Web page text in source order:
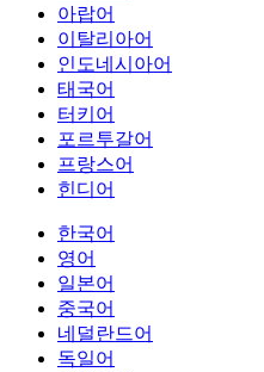
아랍어
이탈리아어
인도네시아어
태국어
터키어
포르투갈어
프랑스어
힌디어
한국어
영어
일본어
중국어
네덜란드어
독일어